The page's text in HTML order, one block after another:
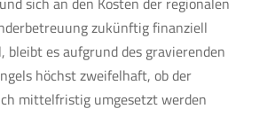
zukünftig finanziell
bleibt es aufgrund des gravierenden
höchst zweifelhaft, ob der
mittelfristig umgesetzt werden